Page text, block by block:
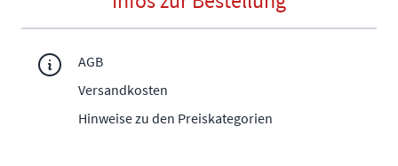
AGB
Versandkosten
Hinweise zu den Preiskategorien